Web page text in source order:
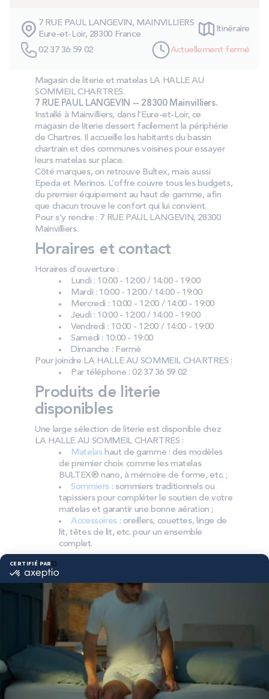
Technologie bultex
Nos engagements
Storelocator
ContactMon compte
7 RUE PAUL LANGEVIN, MAINVILLIERS
Eure-et-Loir, 28300 France
Itinéraire
02 37 36 59 02 Actuellement fermé
Magasin de literie et matelas LA HALLE AU
SOMMEIL CHARTRES.
7 RUE PAUL LANGEVIN -- 28300 Mainvilliers.
Installé à Mainvilliers, dans l’Eure‑et‑Loir, ce
magasin de literie dessert facilement la périphérie
de Chartres. Il accueille les habitants du bassin
chartrain et des communes voisines pour essayer
leurs matelas sur place.
Côté marques, on retrouve Bultex, mais aussi
Epeda et Merinos. L’offre couvre tous les budgets,
du premier équipement au haut de gamme, afin
que chacun trouve le confort qui lui convient.
Pour s’y rendre : 7 RUE PAUL LANGEVIN, 28300
Mainvilliers.
Horaires et contact
Horaires d’ouverture :
Lundi : 10:00 - 12:00 / 14:00 - 19:00
Mardi : 10:00 - 12:00 / 14:00 - 19:00
Mercredi : 10:00 - 12:00 / 14:00 - 19:00
Jeudi : 10:00 - 12:00 / 14:00 - 19:00
Vendredi : 10:00 - 12:00 / 14:00 - 19:00
Samedi : 10:00 - 19:00
Dimanche : Fermé
Pour joindre LA HALLE AU SOMMEIL CHARTRES :
Par téléphone : 02 37 36 59 02
Produits de literie
disponibles
Une large sélection de literie est disponible chez
LA HALLE AU SOMMEIL CHARTRES :
Matelashaut de gamme : des modèles
de premier choix comme les matelas
BULTEX® nano, à mémoire de forme, etc. ;
Sommiers : sommiers traditionnels ou
tapissiers pour compléter le soutien de votre
matelas et garantir une bonne aération ;
Accessoires: oreillers, couettes, linge de
lit, têtes de lit, etc. pour un ensemble
complet.
Pourquoi choisir Bultex
comme literie ?
Bultex est la marque de literie la plus détenue par
les Français*, portée par un savoir‑faire reconnu.
Des matériaux exclusifs et une conception
exigeante pour un confort fiable dans le temps.
Chaque dormeur a ses attentes. Les matelas
Bultex se déclinent en plusieurs fermetés et
s’associent au sommier adapté pour optimiser
soutien et aération.
Chambres parentales, ados ou enfants : équipez